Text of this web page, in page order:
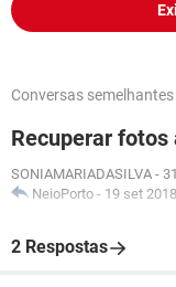
Conversas semelhantes
Recuperar fotos
SONIAMARIADASILVA -
NeioPorto - 19 set
2 Respostas